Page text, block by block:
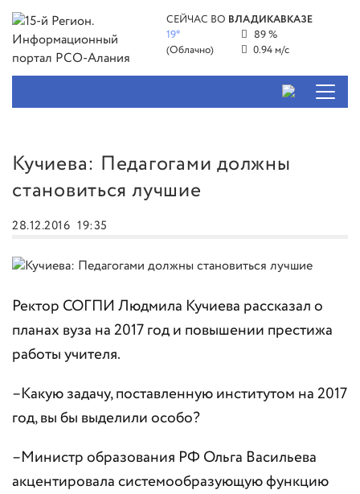
СЕЙЧАС ВО ВЛАДИКАВКАЗЕ
19°
(Облачно)
89 %
0.94 м/с
Кучиева: Педагогами должны
становиться лучшие
28.12.2016 19:35
Ректор СОГПИ Людмила Кучиева рассказал о
планах вуза на 2017 год и повышении престижа
работы учителя.
–Какую задачу, поставленную институтом на 2017
год, вы бы выделили особо?
–Министр образования РФ Ольга Васильева
акцентировала системообразующую функцию